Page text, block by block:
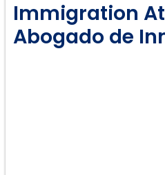
Immigration
Abogado de